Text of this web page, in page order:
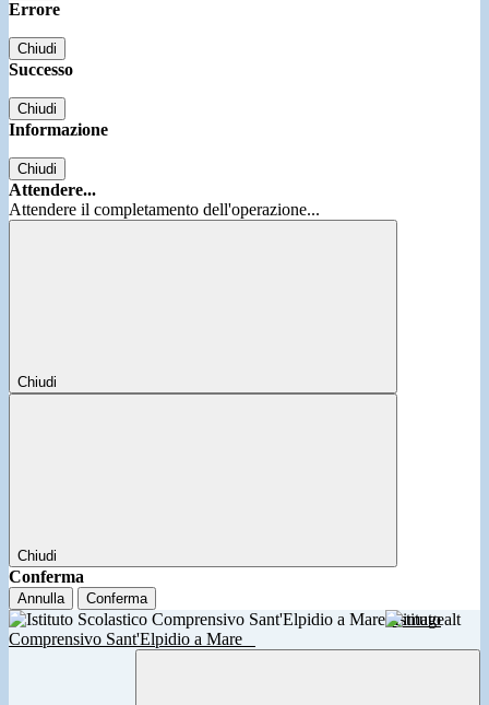
Errore
Chiudi
Successo
Chiudi
Informazione
Chiudi
Attendere...
Attendere il completamento dell'operazione...
Chiudi
Chiudi
Conferma
Annulla Conferma
Istituto
Comprensivo Sant'Elpidio a Mare